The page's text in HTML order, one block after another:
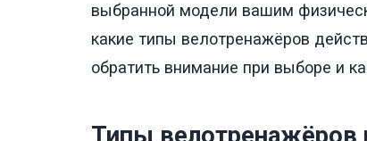
выбранной модели вашим
какие типы велотренажёров
обратить внимание при выборе и